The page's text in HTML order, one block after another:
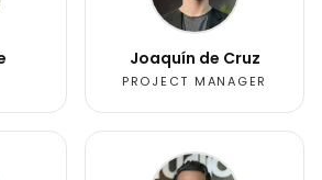
Joaquín de Cruz
PROJECT MANAGER